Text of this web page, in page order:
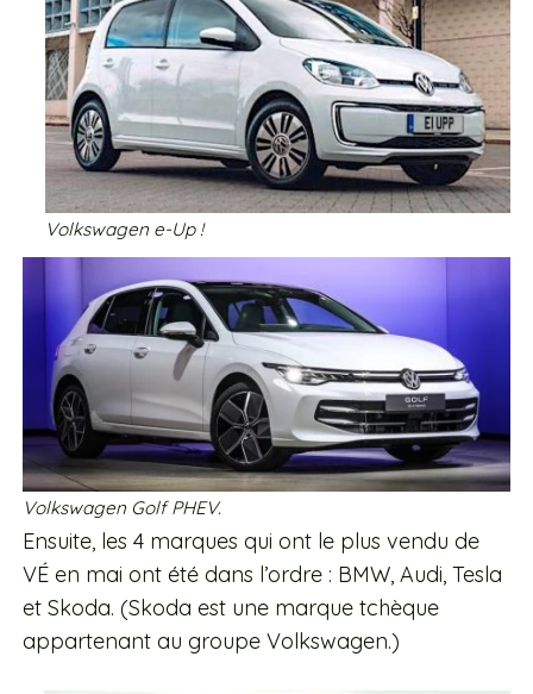
Volkswagen e-Up !
Volkswagen Golf PHEV.
Ensuite, les 4 marques qui ont le plus vendu de
VÉ en mai ont été dans l’ordre : BMW, Audi, Tesla
et Skoda. (Skoda est une marque tchèque
appartenant au groupe Volkswagen.)